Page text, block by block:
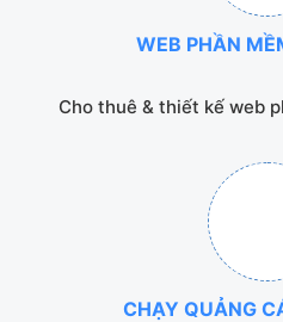
WEB PHẦN
Cho thuê & thiết kế web
CHẠY QUẢNG